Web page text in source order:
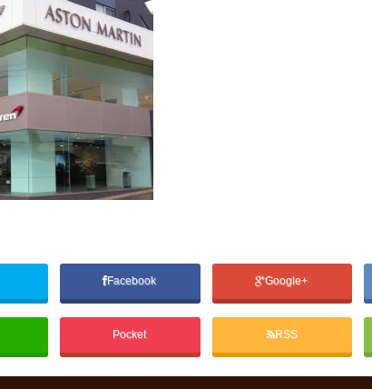
Facebook Google+
Pocket RSS